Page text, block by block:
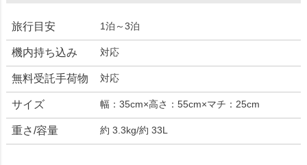
旅行目安 1泊～3泊
機内持ち込み 対応
無料受託手荷物 対応
サイズ 幅：35cm×高さ：55cm×マチ：25cm
重さ/容量 約 3.3kg/約 33L